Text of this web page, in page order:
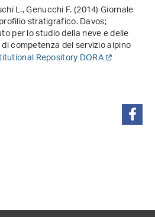
L., Genucchi F. (2014)Giornale
stratigrafico. Davos;
per lo studio della neve e delle
competenza del servizio alpino
Repository DORA